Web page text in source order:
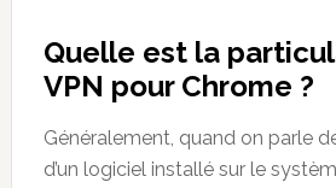
Quelle est la
VPN pour Chrome ?
Généralement, quand on parle
d’un logiciel installé sur le